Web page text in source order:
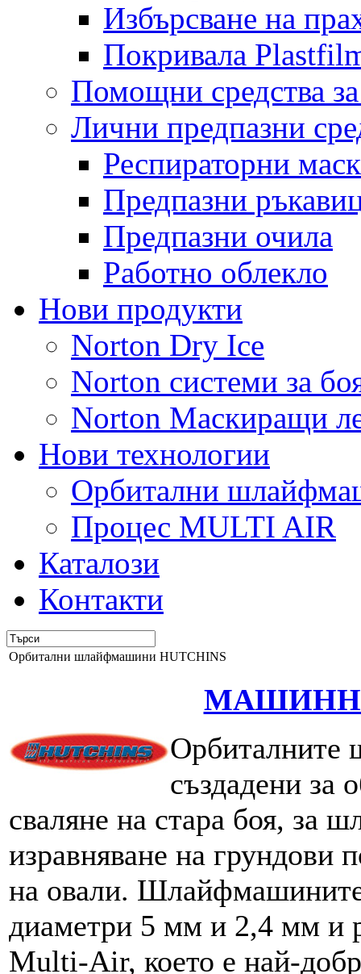
Избърсване на
Покривала
Помощни средства
Лични предпазни
Респираторни
Предпазни
Предпазни очила
Работно облекло
Нови продукти
Norton Dry Ice
Norton системи за
Norton Маскиращи
Нови технологии
Орбитални
Процес MULTI AIR
Каталози
Контакти
Орбитални шлайфмашини HUTCHINS
Орбиталните
създадени за
сваляне на стара боя, за
изравняване на грундови
на овали. Шлайфмашините
диаметри 5 мм и 2,4 мм и
Multi-Air, което е най-